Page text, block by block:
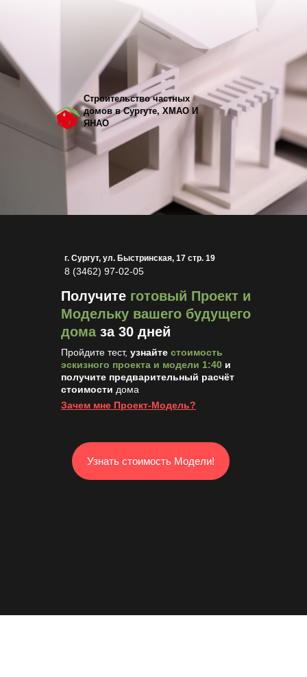
Пройдите тест, узнайте стоимость
эскизного проекта и модели 1:40 и
получите предварительный расчёт
стоимости дома
Получите готовый Проект и
Модельку вашего будущего
домаза 30 дней
Узнать стоимость Модели!
г. Сургут, ул. Быстринская, 17 стр. 19
Строительство частных
домов в Сургуте, ХМАО И
ЯНАО
8 (3462) 97-02-05
Зачем мне Проект-Модель?